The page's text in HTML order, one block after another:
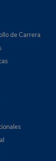
de Carrera